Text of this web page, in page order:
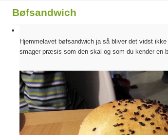
Bøfsandwich
Hjemmelavet bøfsandwich ja så bliver det vidst ikke
smager præsis som den skal og som du kender en